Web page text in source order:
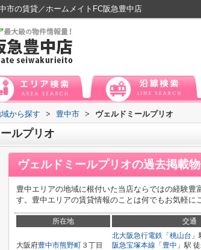
市の賃貸／ホームメイトFC阪急豊中店
から探す > 豊中市 > ヴェルドミールプリオ
ルプリオ
ヴェルドミールプリオの過去掲載
豊中エリアの地域に根付いた当店ならではの経験
す。豊中エリアの賃貸情報のことは何でもお気軽に
所在地 交通
大阪府豊中市熊野町 ３丁目
北大阪急行電鉄 「 桃山台
阪急宝塚本線 「 豊中 」駅